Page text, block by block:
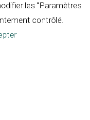
les "Paramètres
contrôlé.